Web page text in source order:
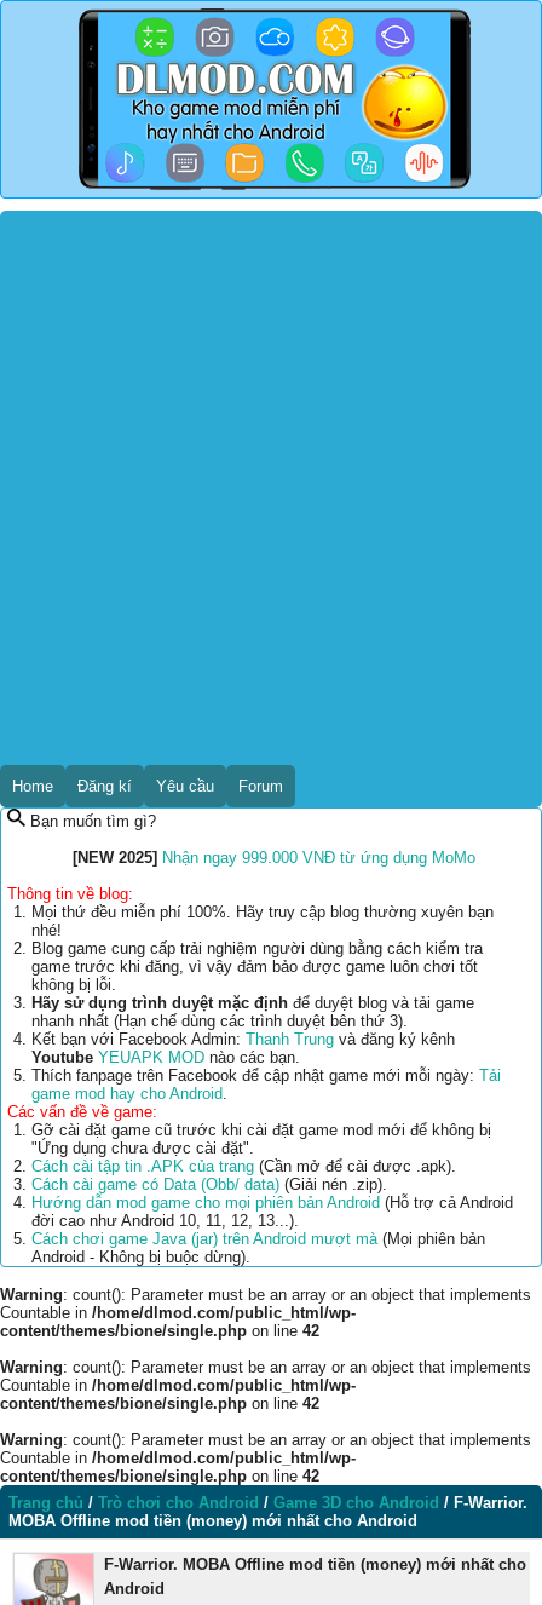
Home Đăng kí Yêu cầu
Forum
Bạn muốn tìm gì?
[NEW 2025] Nhận ngay 999.000 VNĐ từ ứng dụng MoMo
Thông tin về blog:
Mọi thứ đều miễn phí 100%. Hãy truy cập blog thường xuyên bạn
nhé!
Blog game cung cấp trải nghiệm người dùng bằng cách kiểm tra
game trước khi đăng, vì vậy đảm bảo được game luôn chơi tốt
không bị lỗi.
Hãy sử dụng trình duyệt mặc định để duyệt blog và tải game
nhanh nhất (Hạn chế dùng các trình duyệt bên thứ 3).
Kết bạn với Facebook Admin: Thanh Trung và đăng ký kênh
Youtube YEUAPK MOD nào các bạn.
Thích fanpage trên Facebook để cập nhật game mới mỗi ngày: Tải
game mod hay cho Android.
Các vấn đề về game:
Gỡ cài đặt game cũ trước khi cài đặt game mod mới để không bị
"Ứng dụng chưa được cài đặt".
Cách cài tập tin .APK của trang (Cần mở để cài được .apk).
Cách cài game có Data (Obb/ data) (Giải nén .zip).
Hướng dẫn mod game cho mọi phiên bản Android (Hỗ trợ cả Android
đời cao như Android 10, 11, 12, 13...).
Cách chơi game Java (jar) trên Android mượt mà(Mọi phiên bản
Android - Không bị buộc dừng).
Warning: count(): Parameter must be an array or an object that implements
Countable in /home/dlmod.com/public_html/wp-
content/themes/bione/single.php on line 42
Warning: count(): Parameter must be an array or an object that implements
Countable in /home/dlmod.com/public_html/wp-
content/themes/bione/single.php on line 42
Warning: count(): Parameter must be an array or an object that implements
Countable in /home/dlmod.com/public_html/wp-
content/themes/bione/single.php on line 42
Trang chủ / Trò chơi cho Android / Game 3D cho Android / F-Warrior.
MOBA Offline mod tiền (money) mới nhất cho Android
F-Warrior. MOBA Offline mod tiền (money) mới nhất cho
Android